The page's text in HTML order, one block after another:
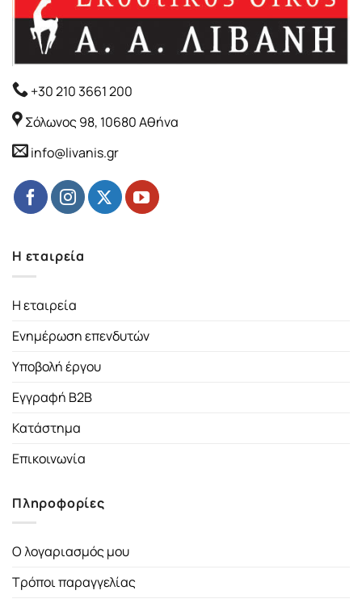
+30 210 3661 200
Σόλωνος 98, 10680 Αθήνα
info@livanis.gr
Η εταιρεία
Η εταιρεία
Ενημέρωση επενδυτών
Υποβολή έργου
Εγγραφή B2B
Κατάστημα
Επικοινωνία
Πληροφορίες
Ο λογαριασμός μου
Τρόποι παραγγελίας